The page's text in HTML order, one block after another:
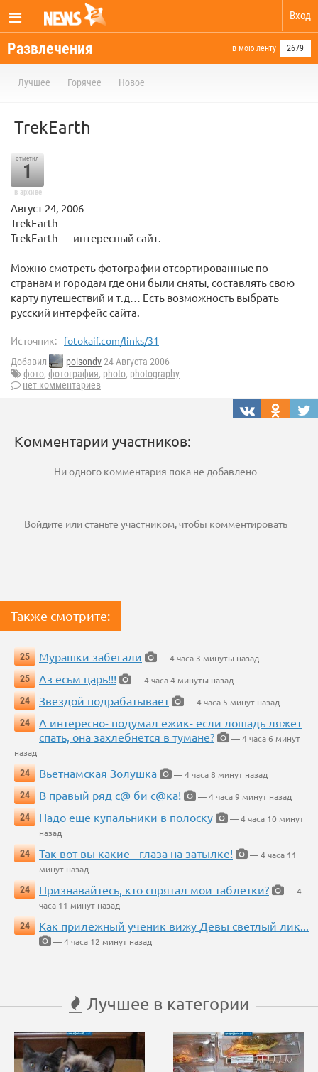
Вход
Развлечения в мою ленту 2679
Лучшее Горячее Новое
TrekEarth
отметил
1
в архиве
Август 24, 2006
TrekEarth
TrekEarth — интересный сайт.
Можно смотреть фотографии отсортированные по
странам и городам где они были сняты, составлять свою
карту путешествий и т.д… Есть возможность выбрать
русский интерфейс сайта.
Источник: fotokaif.com/links/31
Добавил poisondv24 Августа 2006
фото, фотография, photo, photography
нет комментариев
Комментарии участников:
Ни одного комментария пока не добавлено
Войдите илистаньте участником, чтобы комментировать
Также смотрите:
25 Мурашки забегали
— 4 часа 3 минуты назад
25
Аз есьм царь!!!
— 4 часа 4 минуты назад
24
Звездой подрабатывает
— 4 часа 5 минут назад
24
А интересно- подумал ежик- если лошадь ляжет
спать, она захлебнется в тумане?
— 4 часа 6 минут
назад
24
Вьетнамская Золушка
— 4 часа 8 минут назад
24
В правый ряд с@ би с@ка!
— 4 часа 9 минут назад
24
Надо еще купальники в полоску
— 4 часа 10 минут
назад
24
Так вот вы какие - глаза на затылке!
— 4 часа 11
минут назад
24
Признавайтесь, кто спрятал мои таблетки?
— 4
часа 11 минут назад
24
Как прилежный ученик вижу Девы светлый лик...
— 4 часа 12 минут назад
Лучшее в категории